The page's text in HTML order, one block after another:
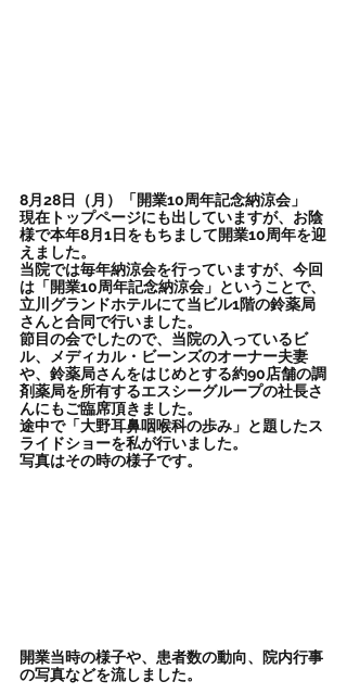
8月28日（月）「開業10周年記念納涼会」
現在トップページにも出していますが、お陰
様で本年8月1日をもちまして開業10周年を迎
えました。
当院では毎年納涼会を行っていますが、今回
は「開業10周年記念納涼会」ということで、
立川グランドホテルにて当ビル1階の鈴薬局
さんと合同で行いました。
節目の会でしたので、当院の入っているビ
ル、メディカル・ビーンズのオーナー夫妻
や、鈴薬局さんをはじめとする約90店舗の調
剤薬局を所有するエスシーグループの社長さ
んにもご臨席頂きました。
途中で「大野耳鼻咽喉科の歩み」と題したス
ライドショーを私が行いました。
写真はその時の様子です。
開業当時の様子や、患者数の動向、院内行事
の写真などを流しました。